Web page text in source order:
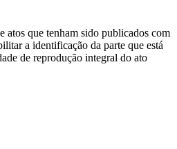
atos que tenham sido publicados com
a identificação da parte que está
de reprodução integral do ato